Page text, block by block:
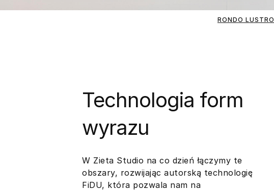
RONDO LUSTRO
Technologia form
wyrazu
W Zieta Studio na co dzień łączymy te
obszary, rozwijając autorską technologię
FiDU, która pozwala nam na